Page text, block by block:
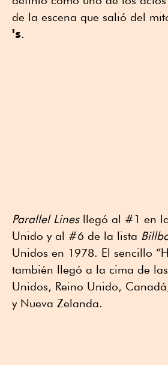
de la escena que salió del
's.
Parallel Linesllegó al #1 en
Unido y al #6 de la lista
Unidos en 1978. El sencillo
también llegó a la cima de
Unidos, Reino Unido,
y Nueva Zelanda.